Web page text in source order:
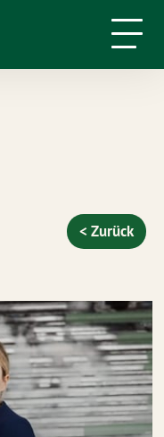
Meine Arbeit
< Zurück